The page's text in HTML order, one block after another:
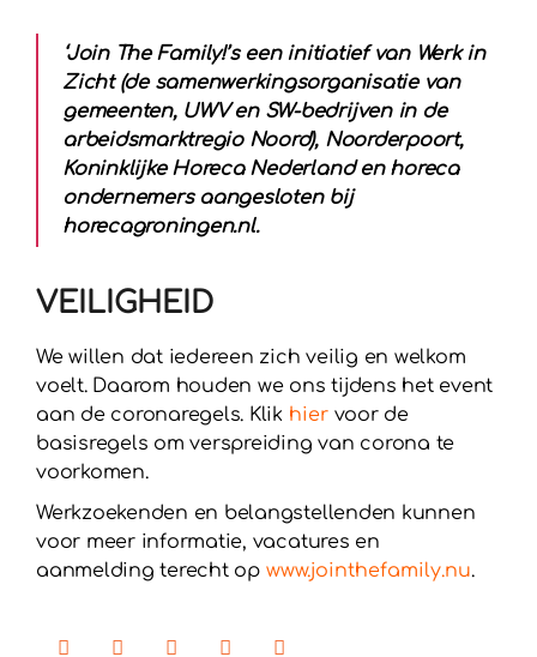
‘Join The Family!’s een initiatief van Werk in
Zicht (de samenwerkingsorganisatie van
gemeenten, UWV en SW-bedrijven in de
arbeidsmarktregio Noord), Noorderpoort,
Koninklijke Horeca Nederland en horeca
ondernemers aangesloten bij
horecagroningen.nl.
VEILIGHEID
We willen dat iedereen zich veilig en welkom
voelt. Daarom houden we ons tijdens het event
aan de coronaregels. Klik hiervoor de
basisregels om verspreiding van corona te
voorkomen.
Werkzoekenden en belangstellenden kunnen
voor meer informatie, vacatures en
aanmelding terecht op www.jointhefamily.nu.